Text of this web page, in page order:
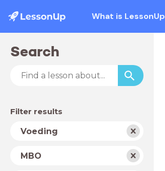
What is LessonUp
Search
Filter results
Subject
Voeding
School
typeMBO